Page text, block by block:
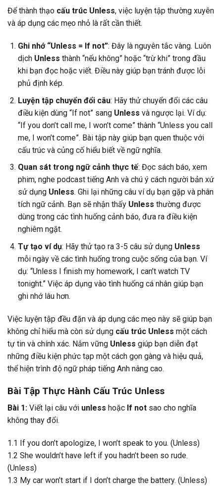
Để thành thạo cấu trúc Unless, việc luyện tập thường xuyên
và áp dụng các mẹo nhỏ là rất cần thiết.
Ghi nhớ “Unless = If not”: Đây là nguyên tắc vàng. Luôn
dịch Unless thành “nếu không” hoặc “trừ khi” trong đầu
khi bạn đọc hoặc viết. Điều này giúp bạn tránh được lỗi
phủ định kép.
Luyện tập chuyển đổi câu: Hãy thử chuyển đổi các câu
điều kiện dùng “If not” sang Unless và ngược lại. Ví dụ:
“If you don’t call me, I won’t come” thành “Unless you call
me, I won’t come”. Bài tập này giúp bạn quen thuộc với
cấu trúc và củng cố hiểu biết về ngữ nghĩa.
Quan sát trong ngữ cảnh thực tế: Đọc sách báo, xem
phim, nghe podcast tiếng Anh và chú ý cách người bản xứ
sử dụng Unless. Ghi lại những câu ví dụ bạn gặp và phân
tích ngữ cảnh. Bạn sẽ nhận thấy Unless thường được
dùng trong các tình huống cảnh báo, đưa ra điều kiện
nghiêm ngặt.
Tự tạo ví dụ: Hãy thử tạo ra 3-5 câu sử dụng Unless
mỗi ngày về các tình huống trong cuộc sống của bạn. Ví
dụ: “Unless I finish my homework, I can’t watch TV
tonight.” Việc áp dụng vào tình huống cá nhân giúp bạn
ghi nhớ lâu hơn.
Việc luyện tập đều đặn và áp dụng các mẹo này sẽ giúp bạn
không chỉ hiểu mà còn sử dụng cấu trúc Unless một cách
tự tin và chính xác. Nắm vững Unless giúp bạn diễn đạt
những điều kiện phức tạp một cách gọn gàng và hiệu quả,
thể hiện trình độ ngữ pháp tiếng Anh nâng cao.
Bài Tập Thực Hành Cấu Trúc Unless
Bài 1: Viết lại câu với unless hoặc If not sao cho nghĩa
không thay đổi.
1.1 If you don’t apologize, I won’t speak to you. (Unless)
1.2 She wouldn’t have left if you hadn’t been so rude.
(Unless)
1.3 My car won’t start if I don’t charge the battery. (Unless)